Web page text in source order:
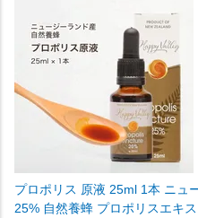
プロポリス 原液 25ml 1本 ニュ
25% 自然養蜂 プロポリスエキ